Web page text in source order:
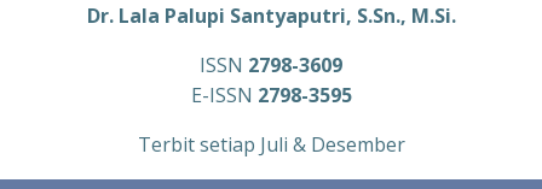
Dr. Lala Palupi Santyaputri, S.Sn., M.Si.
ISSN 2798-3609
E-ISSN 2798-3595
Terbit setiap Juli & Desember